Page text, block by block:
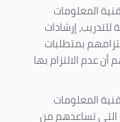
المعلومات
إرشادات
بمتطلبات
أن عدم الالتزام بها
المعلومات
التي تساعدهم من